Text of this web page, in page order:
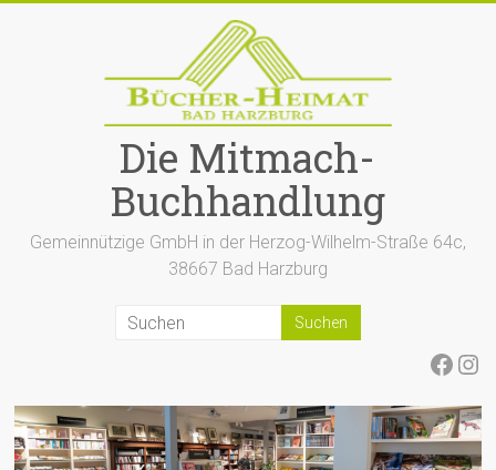
Die Mitmach-
Buchhandlung
Gemeinnützige GmbH in der Herzog-Wilhelm-Straße 64c,
38667 Bad Harzburg